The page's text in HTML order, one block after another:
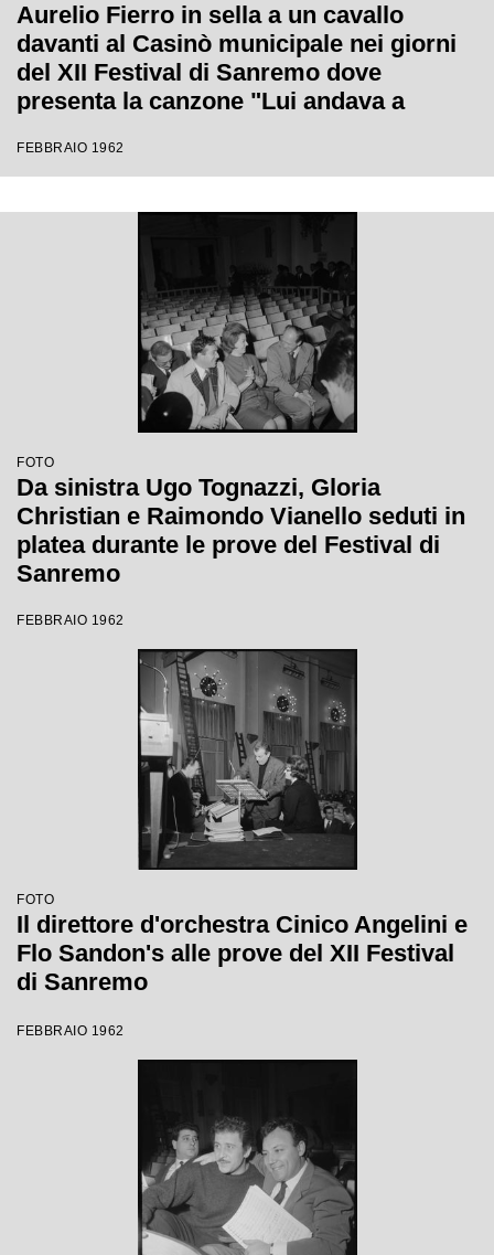
Aurelio Fierro in sella a un cavallo
davanti al Casinò municipale nei giorni
del XII Festival di Sanremo dove
presenta la canzone "Lui andava a
FEBBRAIO 1962
FOTO
Da sinistra Ugo Tognazzi, Gloria
Christian e Raimondo Vianello seduti in
platea durante le prove del Festival di
Sanremo
FEBBRAIO 1962
FOTO
Il direttore d'orchestra Cinico Angelini e
Flo Sandon's alle prove del XII Festival
di Sanremo
FEBBRAIO 1962